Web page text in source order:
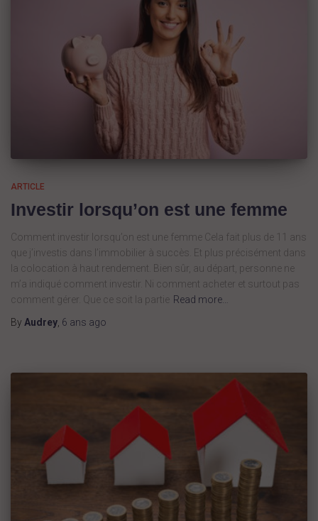
ARTICLE
Investir lorsqu’on est une femme
Comment investir lorsqu’on est une femme Cela fait plus de 11 ans
que j’investis dans l’immobilier à succès. Et plus précisément dans
la colocation à haut rendement. Bien sûr, au départ, personne ne
m’a indiqué comment investir. Ni comment acheter et surtout pas
comment gérer. Que ce soit la partie Read more…
By Audrey 6 ans ago